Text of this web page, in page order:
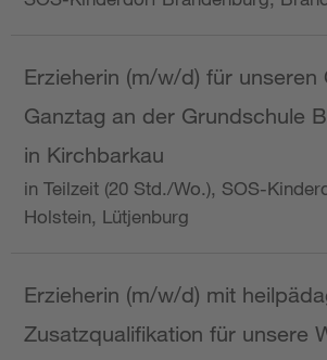
Erzieherin (m/w/d) für unseren
Ganztag an der Grundschule
in Kirchbarkau
in Teilzeit (20 Std./Wo.), SOS-
Holstein, Lütjenburg
Erzieherin (m/w/d) mit
Zusatzqualifikation für unsere